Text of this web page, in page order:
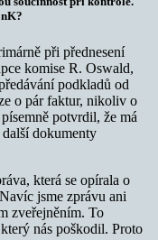
při přednesení
komise R. Oswald,
podkladů od
o pár faktur, nikoliv o
potvrdil, že má
dokumenty
která se opírala o
jsme zprávu ani
zveřejněním. To
nás poškodil. Proto